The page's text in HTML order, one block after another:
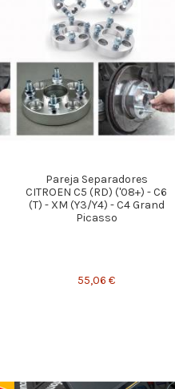
Pareja Separadores
CITROEN C5 (RD) ('08+) - C6
(T) - XM (Y3/Y4) - C4 Grand
Picasso
55,06 €